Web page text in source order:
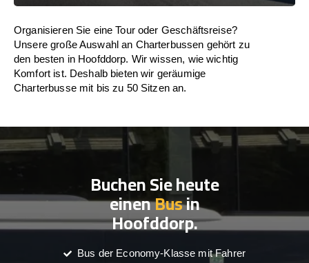
Organisieren Sie eine Tour oder Geschäftsreise?
Unsere große Auswahl an Charterbussen gehört zu
den besten in Hoofddorp. Wir wissen, wie wichtig
Komfort ist. Deshalb bieten wir geräumige
Charterbusse mit bis zu 50 Sitzen an.
Buchen Sie heute
einenBusin
Hoofddorp.
Bus der Economy-Klasse mit Fahrer